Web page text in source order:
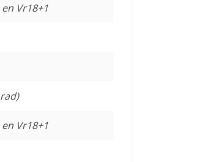
Vr18+1
Vr18+1